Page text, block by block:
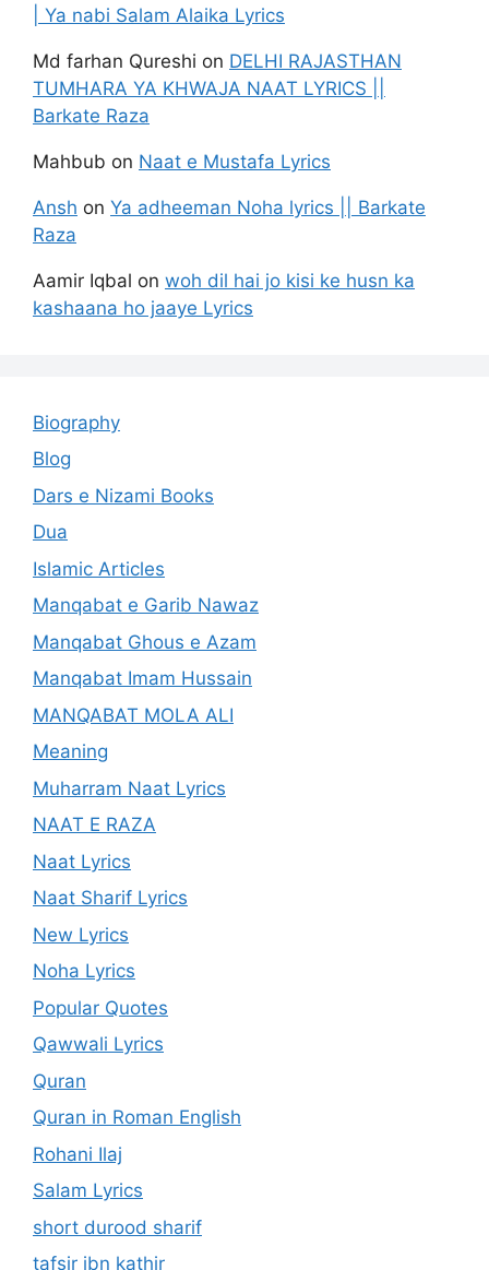
| Ya nabi Salam Alaika Lyrics
Md farhan Qureshi on DELHI RAJASTHAN
TUMHARA YA KHWAJA NAAT LYRICS ||
Barkate Raza
Mahbub on Naat e Mustafa Lyrics
Ansh on Ya adheeman Noha lyrics || Barkate
Raza
Aamir Iqbal on woh dil hai jo kisi ke husn ka
kashaana ho jaaye Lyrics
Biography
Blog
Dars e Nizami Books
Dua
Islamic Articles
Manqabat e Garib Nawaz
Manqabat Ghous e Azam
Manqabat Imam Hussain
MANQABAT MOLA ALI
Meaning
Muharram Naat Lyrics
NAAT E RAZA
Naat Lyrics
Naat Sharif Lyrics
New Lyrics
Noha Lyrics
Popular Quotes
Qawwali Lyrics
Quran
Quran in Roman English
Rohani Ilaj
Salam Lyrics
short durood sharif
tafsir ibn kathir